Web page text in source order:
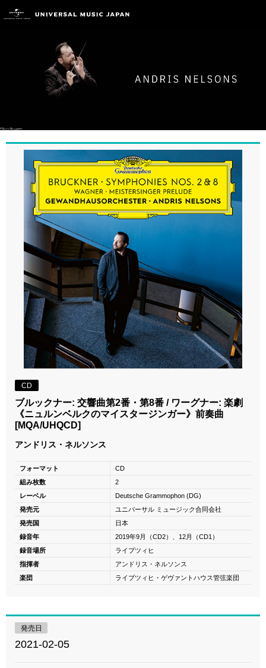
CD
ブルックナー: 交響曲第2番・第8番 / ワーグナー: 楽劇
《ニュルンベルクのマイスタージンガー》前奏曲
[MQA/UHQCD]
アンドリス・ネルソンス
フォーマット
CD
組み枚数
2
レーベル
Deutsche Grammophon (DG)
発売元
ユニバーサル ミュージック合同会社
発売国
日本
録音年
2019年9月（CD2）、12月（CD1）
録音場所
ライプツィヒ
指揮者
アンドリス・ネルソンス
楽団
ライプツィヒ・ゲヴァントハウス管弦楽団
発売日
2021-02-05